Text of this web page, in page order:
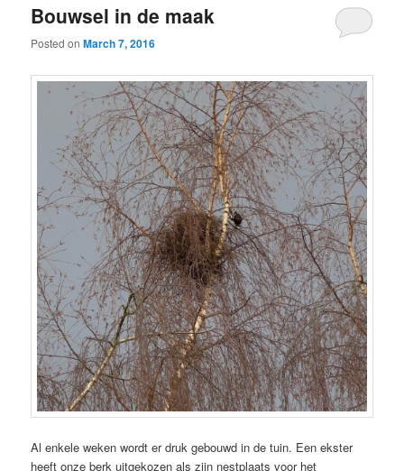
Bouwsel in de maak
Posted onMarch 7, 2016
Al enkele weken wordt er druk gebouwd in de tuin. Een ekster
heeft onze berk uitgekozen als zijn nestplaats voor het